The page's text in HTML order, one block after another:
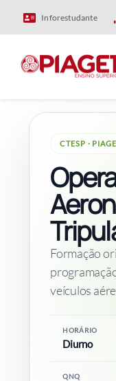
Inforestudante
HOME
INVESTIGAÇÃO
COMUNIDADE ACADÉMICA
CTESP ·
Formação
veículos
HORÁRIO
Diurno
QNQ